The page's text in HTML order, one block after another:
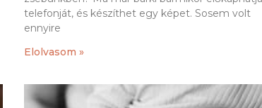
telefonját, és készíthet egy képet. Sosem volt
ennyire
Elolvasom »